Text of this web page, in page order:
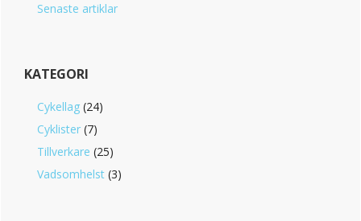
Senaste artiklar
KATEGORI
Cykellag (24)
Cyklister (7)
Tillverkare (25)
Vadsomhelst (3)